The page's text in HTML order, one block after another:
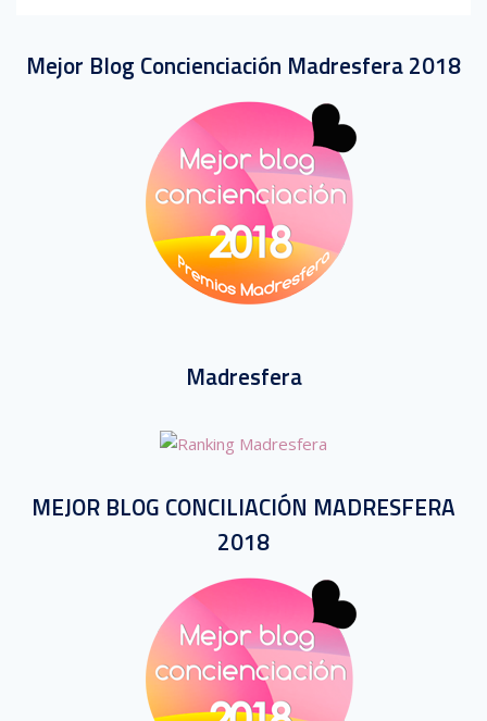
Mejor Blog Concienciación Madresfera 2018
Madresfera
MEJOR BLOG CONCILIACIÓN MADRESFERA
2018